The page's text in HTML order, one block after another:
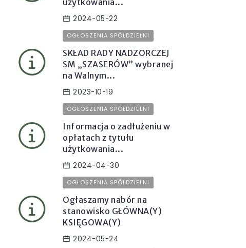
użytkowania...
2024-05-22
OGŁOSZENIA SPÓŁDZIELNI
SKŁAD RADY NADZORCZEJ
SM „SZASERÓW” wybranej
na Walnym...
2023-10-19
OGŁOSZENIA SPÓŁDZIELNI
Informacja o zadłużeniu w
opłatach z tytułu
użytkowania...
2024-04-30
OGŁOSZENIA SPÓŁDZIELNI
Ogłaszamy nabór na
stanowisko GŁÓWNA(Y)
KSIĘGOWA(Y)
2024-05-24